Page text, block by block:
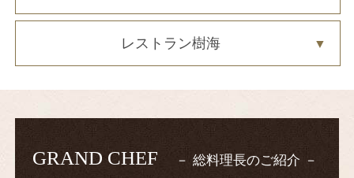
レストラン樹海
GRAND CHEF 総料理長のご紹介